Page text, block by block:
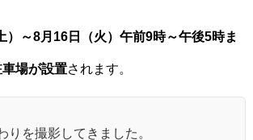
）～8月16日（火）午前9時～午後5時ま
場が設置されます。
りを撮影してきました。